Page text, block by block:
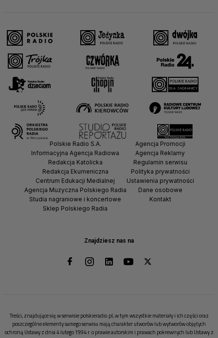
Znajdziesz nas na
Polskie Radio S.A.
Informacyjna Agencja Radiowa
Redakcja Katolicka
Redakcja Ekumeniczna
Centrum Edukacji Medialnej
Agencja Muzyczna Polskiego Radia
Studia nagraniowe i koncertowe
Sklep Polskiego Radia
Agencja Promocji
Agencja Reklamy
Regulamin serwisu
Polityka prywatności
Ustawienia prywatności
Dane osobowe
Kontakt
Treści, znajdujące się w serwisie polskieradio.pl, w tym wszystkie materiały i ich części oraz
poszczególne elementy samego serwisu mają charakter utworów lub wytworów objętych
ochroną Ustawy z dnia 4 lutego 1994 r. o prawie autorskim i prawach pokrewnych lub Ustawy z